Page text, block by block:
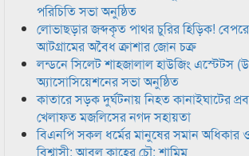
পরিচিতি সভা অনুষ্ঠিত
লোভাছড়ার জব্দকৃত পাথর চুরির হিড়িক!
আটগ্রামের অবৈধ ক্রাশার জোন চক্র
লন্ডনে সিলেট শাহজালাল হাউজিং এস্টেটস
অ্যাসোসিয়েশনের সভা অনুষ্ঠিত
কাতারে সড়ক দুর্ঘটনায় নিহত কানাইঘাটের
খেলাফত মজলিসের নগদ সহায়তা
বিএনপি সকল ধর্মের মানুষের সমান অধিকার
বিশ্বাসী: আবুল কাহের চৌ: শামিম